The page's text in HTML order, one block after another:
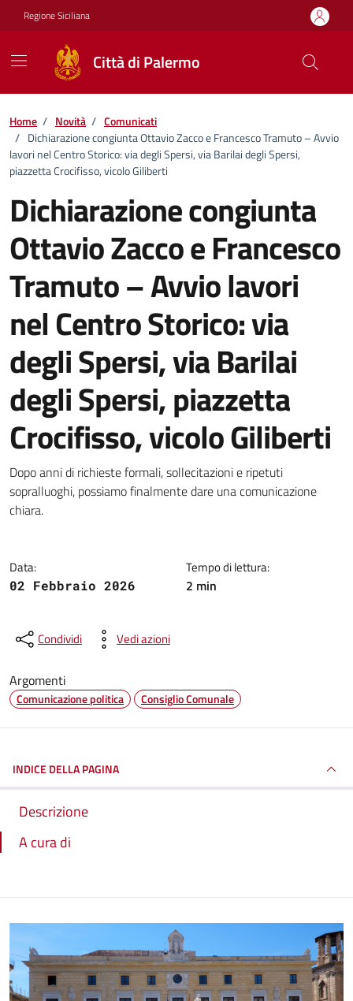
Vai ai contenuti
Vai al footer
Regione Siciliana
Città di Palermo
Home / Novità / Comunicati
/ Dichiarazione congiunta Ottavio Zacco e Francesco Tramuto – Avvio
lavori nel Centro Storico: via degli Spersi, via Barilai degli Spersi,
piazzetta Crocifisso, vicolo Giliberti
Dichiarazione congiunta
Ottavio Zacco e Francesco
Tramuto – Avvio lavori
nel Centro Storico: via
degli Spersi, via Barilai
degli Spersi, piazzetta
Crocifisso, vicolo Giliberti
Dettagli della notizia
Dopo anni di richieste formali, sollecitazioni e ripetuti
sopralluoghi, possiamo finalmente dare una comunicazione
chiara.
Data:
02 Febbraio 2026
Tempo di lettura:
2 min
Condividi Vedi azioni
Argomenti
Comunicazione politica Consiglio Comunale
INDICE DELLA PAGINA
Descrizione
A cura di